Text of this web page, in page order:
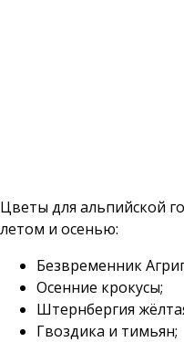
Цветы для альпийской
летом и осенью:
Безвременник
Осенние крокусы;
Штернбергия
Гвоздика и тимьян;